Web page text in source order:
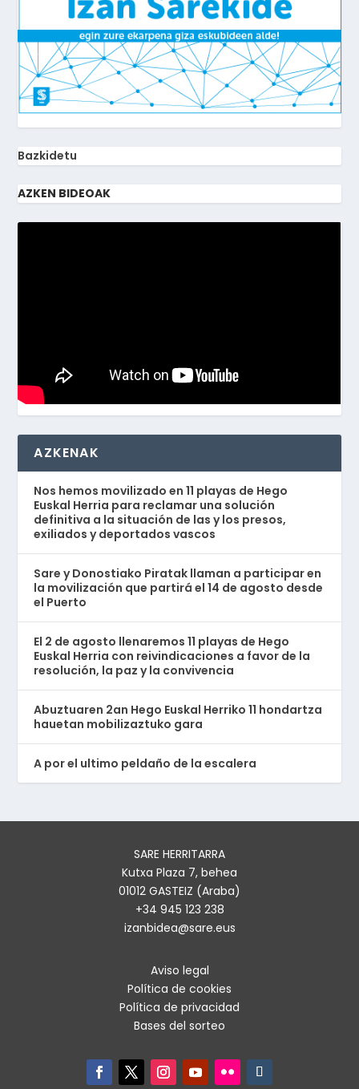
Bazkidetu
AZKEN BIDEOAK
AZKENAK
Nos hemos movilizado en 11 playas de Hego
Euskal Herria para reclamar una solución
definitiva a la situación de las y los presos,
exiliados y deportados vascos
Sare y Donostiako Piratak llaman a participar en
la movilización que partirá el 14 de agosto desde
el Puerto
El 2 de agosto llenaremos 11 playas de Hego
Euskal Herria con reivindicaciones a favor de la
resolución, la paz y la convivencia
Abuztuaren 2an Hego Euskal Herriko 11 hondartza
hauetan mobilizaztuko gara
A por el ultimo peldaño de la escalera
SARE HERRITARRA
Kutxa Plaza 7, behea
01012 GASTEIZ (Araba)
+34 945 123 238
izanbidea@sare.eus
Aviso legal
Política de cookies
Política de privacidad
Bases del sorteo